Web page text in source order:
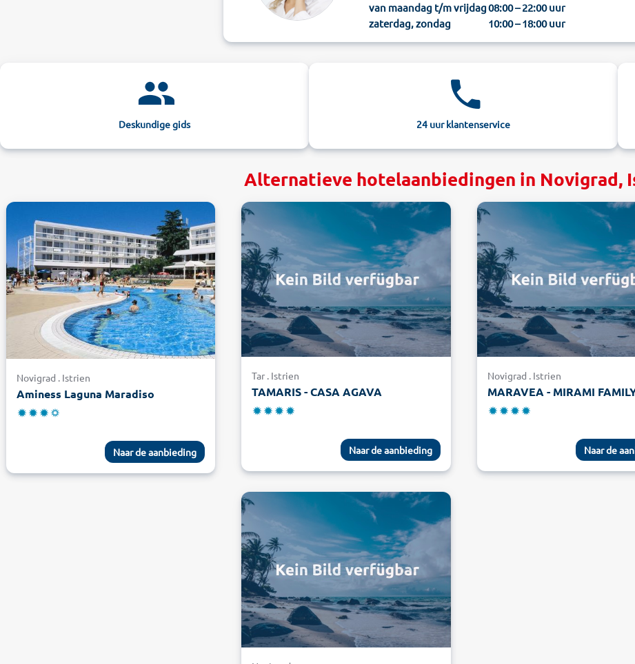
van maandag t/m vrijdag08:00 – 22:00 uur
zaterdag, zondag
10:00 – 18:00 uur
Deskundige gids 24 uur klantenservice
Alternatieve hotelaanbiedingen in Novigrad,
Novigrad . Istrien
Aminess Laguna Maradiso
Naar de aanbieding
Tar . Istrien
TAMARIS - CASA AGAVA
Naar de aanbieding
Novigrad . Istrien
MARAVEA - MIRAMI
Naar de